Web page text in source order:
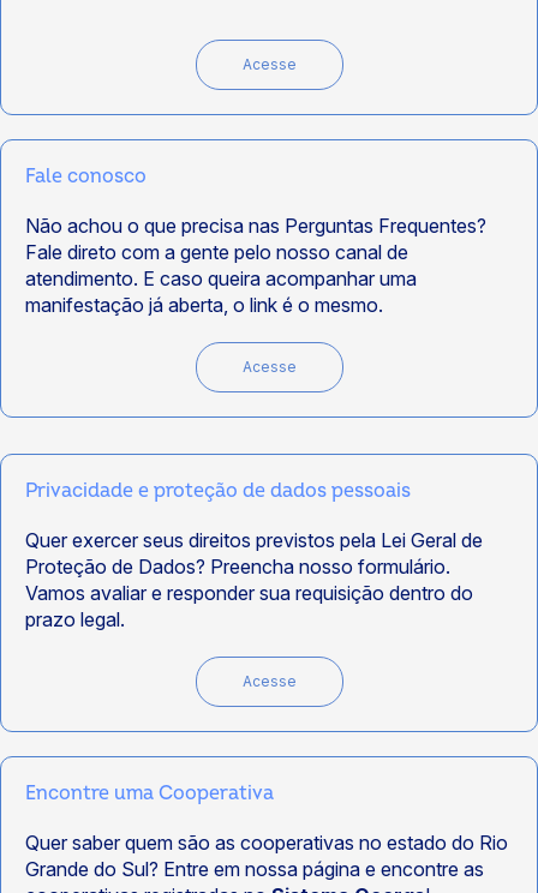
Acesse
Fale conosco
Não achou o que precisa nas Perguntas Frequentes?
Fale direto com a gente pelo nosso canal de
atendimento. E caso queira acompanhar uma
manifestação já aberta, o link é o mesmo.
Acesse
Privacidade e proteção de dados pessoais
Quer exercer seus direitos previstos pela Lei Geral de
Proteção de Dados? Preencha nosso formulário.
Vamos avaliar e responder sua requisição dentro do
prazo legal.
Acesse
Encontre uma Cooperativa
Quer saber quem são as cooperativas no estado do Rio
Grande do Sul? Entre em nossa página e encontre as